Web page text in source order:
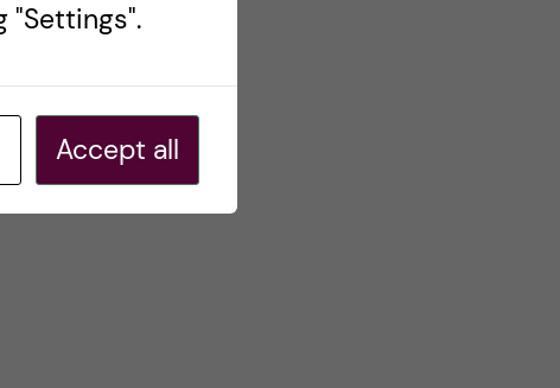
"Settings".
Accept all